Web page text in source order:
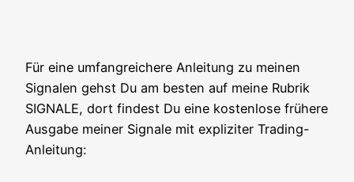
Für eine umfang­rei­che­re Anlei­tung zu mei­nen
Signa­len gehst Du am bes­ten auf mei­ne Rubrik
SIGNALE, dort fin­dest Du eine kos­ten­lo­se frü­he­re
Aus­ga­be mei­ner Signa­le mit expli­zi­ter Trading-
Anleitung: